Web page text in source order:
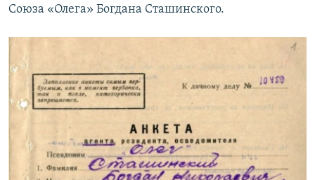
Союза «Олега» Богдана Сташинского.